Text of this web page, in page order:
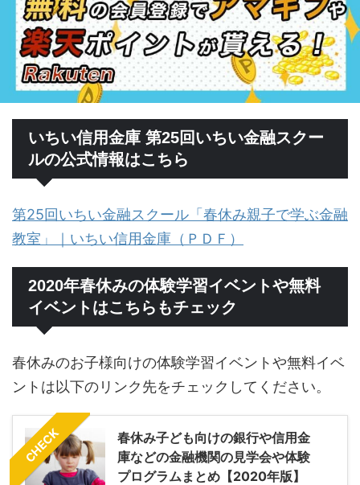
いちい信用金庫 第25回いちい金融スクー
ルの公式情報はこちら
第25回いちい金融スクール「春休み親子で学ぶ金融
教室」｜いちい信用金庫（ＰＤＦ）
2020年春休みの体験学習イベントや無料
イベントはこちらもチェック
春休みのお子様向けの体験学習イベントや無料イベ
ントは以下のリンク先をチェックしてください。
CHECK
春休み子ども向けの銀行や信用金
庫などの金融機関の見学会や体験
プログラムまとめ【2020年版】